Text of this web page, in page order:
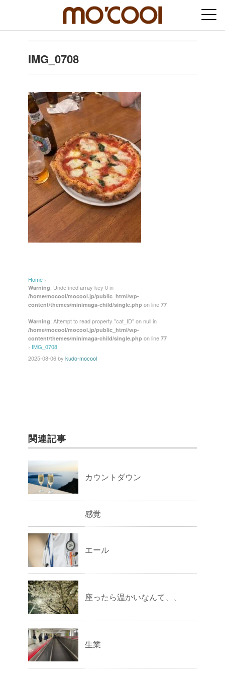
IMG_0708
Home ›
Warning: Undefined array key 0 in
/home/mocool/mocool.jp/public_html/wp-
content/themes/minimaga-child/single.php on line 77
Warning: Attempt to read property "cat_ID" on null in
/home/mocool/mocool.jp/public_html/wp-
content/themes/minimaga-child/single.php on line 77
› IMG_0708
2025-08-06by kudo-mocool
関連記事
カウントダウン
感覚
エール
座ったら温かいなんて、、
生業